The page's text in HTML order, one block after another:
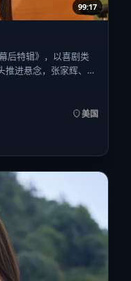
99:17
后特辑》，以喜剧类
推进悬念，张家辉、赞
为看点之一。上映时
注现实质感与类型片
美国